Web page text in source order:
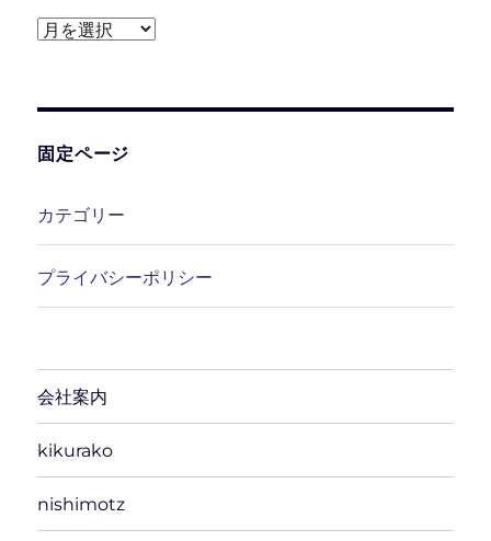
ア
ブ
固定ページ
カテゴリー
プライバシーポリシー
会社案内
kikurako
nishimotz